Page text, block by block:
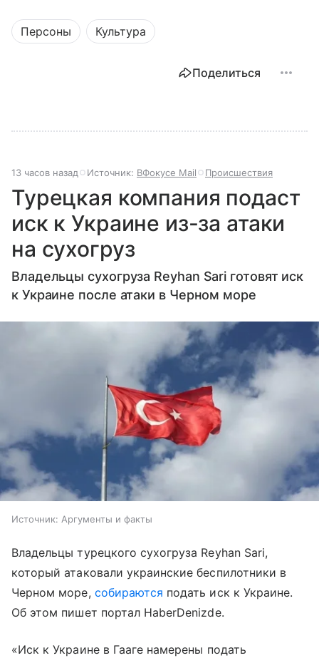
Персоны Культура
Поделиться
13 часов назад Источник: ВФокусе Mail Происшествия
Турецкая компания подаст
иск к Украине из-за атаки
на сухогруз
Владельцы сухогруза Reyhan Sari готовят иск
к Украине после атаки в Черном море
Источник: Аргументы и факты
Владельцы турецкого сухогруза Reyhan Sari,
который атаковали украинские беспилотники в
Черном море, собираются подать иск к Украине.
Об этом пишет портал HaberDenizde.
«Иск к Украине в Гааге намерены подать